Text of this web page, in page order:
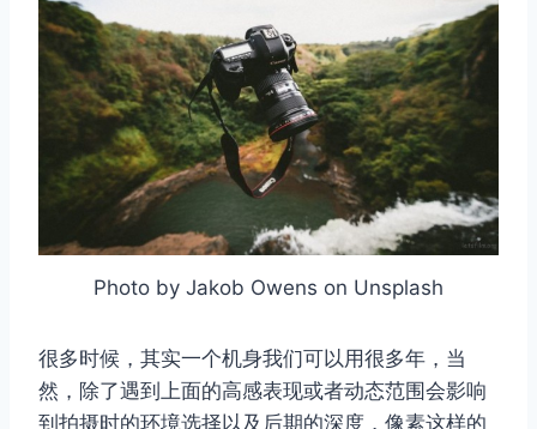
Photo by Jakob Owens on Unsplash
很多时候，其实一个机身我们可以用很多年，当
然，除了遇到上面的高感表现或者动态范围会影响
到拍摄时的环境选择以及后期的深度，像素这样的